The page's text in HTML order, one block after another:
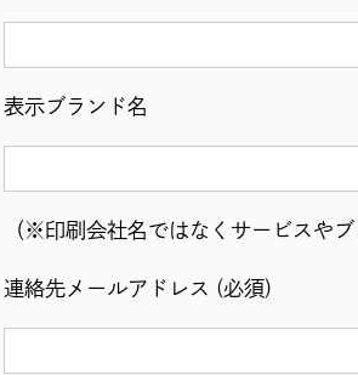
表示ブランド名
（※印刷会社名ではなくサービスや
連絡先メールアドレス (必須)